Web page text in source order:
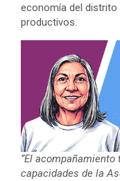
economía del distrito
productivos.
“El
capacidades de la